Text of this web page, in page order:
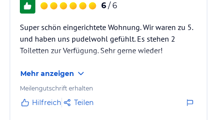
6 / 6
Super schön eingerichtete Wohnung. Wir waren zu 5.
und haben uns pudelwohl gefühlt. Es stehen 2
Toiletten zur Verfügung. Sehr gerne wieder!
Mehr anzeigen
Meilengutschrift erhalten
Hilfreich Teilen